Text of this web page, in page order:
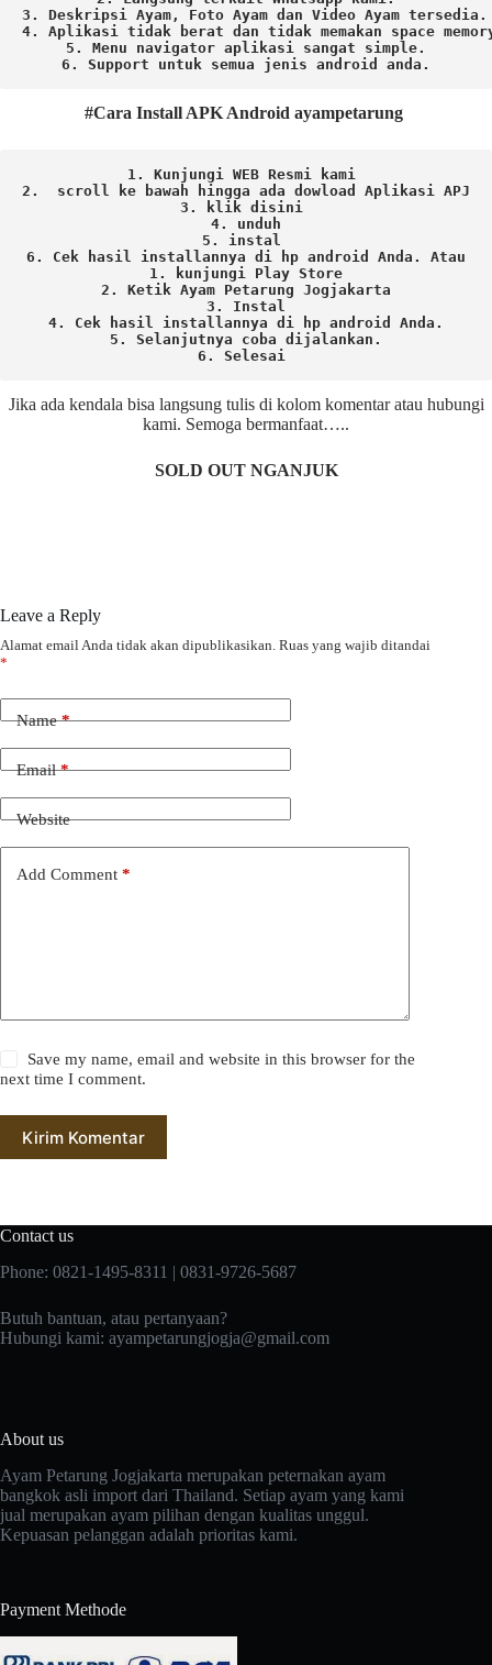
3. Deskripsi Ayam, Foto Ayam dan Video Ayam tersedia.
4. Aplikasi tidak berat dan tidak memakan space
5. Menu navigator aplikasi sangat simple.
6. Support untuk semua jenis android anda.
#Cara Install APK Android ayampetarung
1. Kunjungi WEB Resmi kami
2.  scroll ke bawah hingga ada dowload Aplikasi APJ
3. klik disini
4. unduh
5. instal
6. Cek hasil installannya di hp android Anda. Atau
1. kunjungi Play Store
2. Ketik Ayam Petarung Jogjakarta
3. Instal
4. Cek hasil installannya di hp android Anda.
5. Selanjutnya coba dijalankan.
6. Selesai
Jika ada kendala bisa langsung tulis di kolom komentar atau hubungi
kami. Semoga bermanfaat…..
SOLD OUT NGANJUK
Leave a Reply
Alamat email Anda tidak akan dipublikasikan. Ruas yang wajib ditandai
*
Name*
Email*
Website
Add Comment *
Save my name, email and website in this browser for the
next time I comment.
Kirim Komentar
Contact us
Phone: 0821-1495-8311 | 0831-9726-5687
Butuh bantuan, atau pertanyaan?
Hubungi kami: ayampetarungjogja@gmail.com
About us
Ayam Petarung Jogjakarta merupakan peternakan ayam
bangkok asli import dari Thailand. Setiap ayam yang kami
jual merupakan ayam pilihan dengan kualitas unggul.
Kepuasan pelanggan adalah prioritas kami.
Payment Methode